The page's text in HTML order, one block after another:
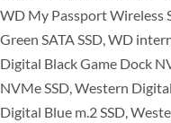
WD My Passport Wireless
Green SATA SSD, WD
Digital Black Game Dock
NVMe SSD, Western
Digital Blue m.2 SSD,